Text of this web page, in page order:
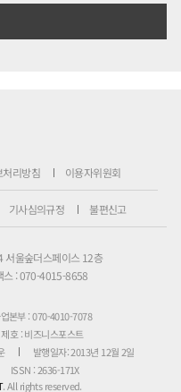
처리방침 이용자위원회
기사심의규정 불편신고
서울숲더스페이스 12층
스 : 070-4015-8658
본부 : 070-4010-7078
제호 : 비즈니스포스트
발행일자: 2013년 12월 2일
ISSN : 2636-171X
. All rights reserved.